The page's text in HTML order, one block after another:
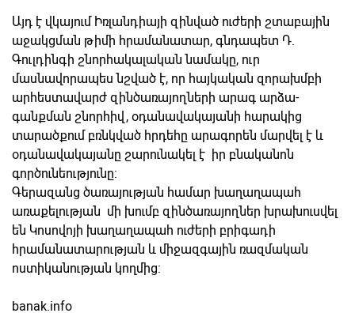
Այդ է վկայում Իռլանդիայի զինված ուժերի շտաբային
աջակցման թիմի հրամանատար, գնդապետ Դ.
Գուլդինգի շնորհակալական նա­մակը, ուր
մասնավորապես նշված է, որ հայկական զորախմբի
արհեստավարժ զինծառայողների արագ արձա­
գանքման շնորհիվ, օդանավակայանի հարակից
տարածքում բռնկված հրդեհը արագորեն մարվել է և
օդա­նա­վակայանը շարունակել է իր բնականոն
գործունեությունը:
Գերազանց ծառայության համար խաղաղապահ
առաքելության մի խումբ զինծառայողներ խրախուսվել
են Կոսովոյի խաղաղապահ ուժերի բրիգադի
հրամանատարության և միջազգային ռազմական
ոստիկա­նության կողմից:
banak.info